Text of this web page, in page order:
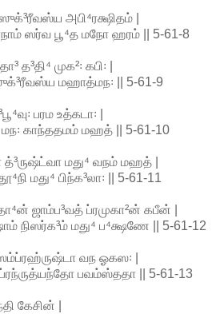
அபி⁴ரக்ஷிதம் |
ஸர்வ பூ⁴த மநோ ஹரம் || 5-61-8
முக²꞉ கபி꞉ |
மஹாத்மந꞉ || 5-61-9
பரம உத்கடா꞉ |
காந்ததமம் மஹத் || 5-61-10
மது⁴ வநம் மஹத் |
மது⁴ பிந்க³லா꞉ || 5-61-11
ஜாம்ப³வத் ப்ரமுகா²ன் கபீன் |
நிஸர்க³ம் மது⁴ ப⁴க்ஷணே || 5-61-12
வந ஓகஸ꞉ |
ப்ரந்ருத்யந்தோ பவம்ஸ்ததா || 5-61-13
கேசின் |